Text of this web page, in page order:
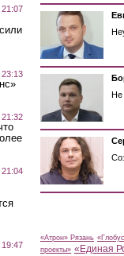
Не
«Атрон» Рязань
проекты» «Единая